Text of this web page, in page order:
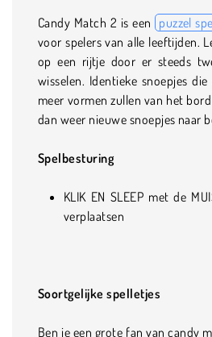
Candy Match 2 is een puzzel
voor spelers van alle leeftijden.
op een rijtje door er steeds
wisselen. Identieke snoepjes
meer vormen zullen van het
dan weer nieuwe snoepjes naar
Spelbesturing
KLIK EN SLEEP met de
verplaatsen
Soortgelijke spelletjes
Ben je een grote fan van candy